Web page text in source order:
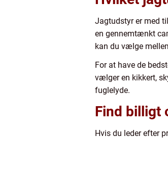
Jagtudstyr er med
en gennemtænkt
kan du vælge
For at have de
vælger en kikkert,
fuglelyde.
Find billigt
Hvis du leder efter